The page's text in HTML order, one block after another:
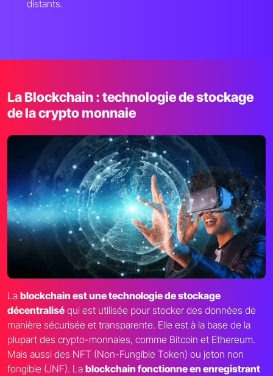
distants.
La Blockchain : technologie de stockage
de la crypto monnaie
La blockchain est une technologie de stockage
décentralisé qui est utilisée pour stocker des données de
manière sécurisée et transparente. Elle est à la base de la
plupart des crypto-monnaies, comme Bitcoin et Ethereum.
Mais aussi des NFT (Non-Fungible Token) ou jeton non
fongible (JNF). La blockchain fonctionne en enregistrant